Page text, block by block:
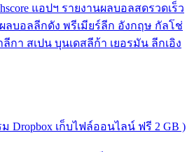
แอปฯ รายงานผลบอลสดรวดเร็ว
ลบอลลีกดัง พรีเมียร์ลีก อังกฤษ กัลโช่
ลีกา สเปน บุนเดสลีก้า เยอรมัน ลีกเอิง
Dropbox เก็บไฟล์ออนไลน์ ฟรี 2 GB )